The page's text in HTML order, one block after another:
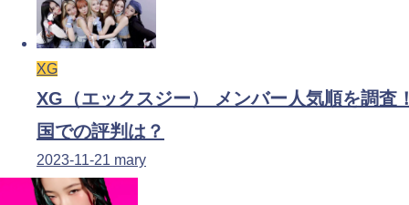
XG
XG（エックスジー） メンバー人気順を調査
国での評判は？
2023-11-21 mary